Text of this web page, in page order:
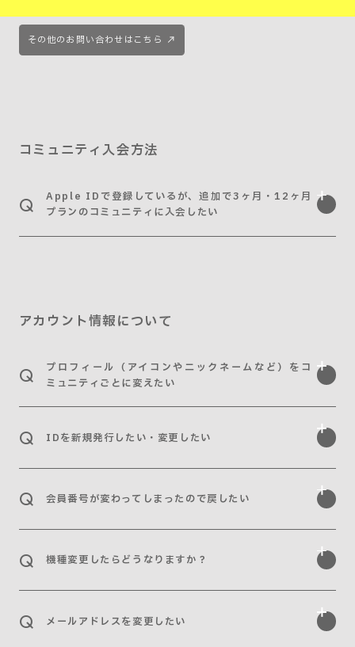
その他のお問い合わせはこちら
コミュニティ入会方法
Apple IDで登録しているが、追加で3ヶ月・12ヶ月
プランのコミュニティに入会したい
アカウント情報について
プロフィール（アイコンやニックネームなど）をコ
ミュニティごとに変えたい
IDを新規発行したい・変更したい
会員番号が変わってしまったので戻したい
機種変更したらどうなりますか？
メールアドレスを変更したい